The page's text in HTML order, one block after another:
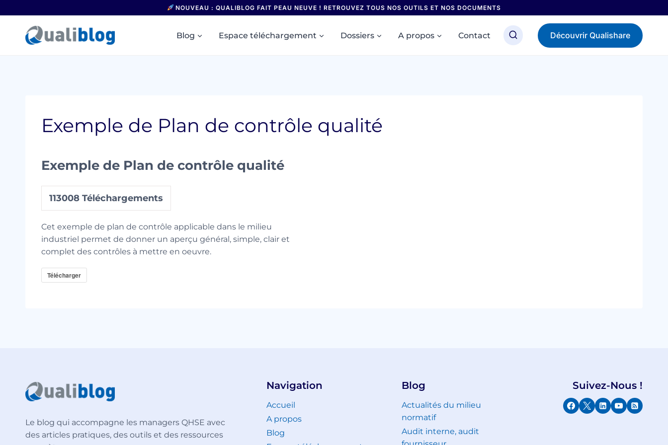
au
contenu
NOUVEAU : QUALIBLOG FAIT PEAU NEUVE ! RETROUVEZ TOUS NOS OUTILS ET NOS DOCUMENTS
Blog Espace téléchargement Dossiers A propos Contact Découvrir Qualishare
Exemple de Plan de contrôle qualité
Exemple de Plan de contrôle qualité
113008 Téléchargements
Cet exemple de plan de contrôle applicable dans le milieu
industriel permet de donner un aperçu général, simple, clair et
complet des contrôles à mettre en oeuvre.
Télécharger
Le blog qui accompagne les managers QHSE avec
des articles pratiques, des outils et des ressources
Navigation
Accueil
A propos
Blog
Blog
Actualités du milieu
normatif
Audit interne, audit
Suivez-Nous !